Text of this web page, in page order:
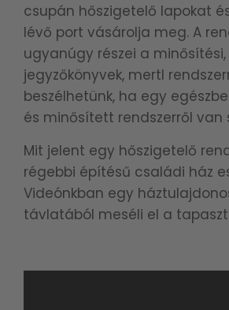
csupán hőszigetelő lapokat
lévő port vásárolja meg. A
ugyanúgy részei a
jegyzőkönyvek, mertl
beszélhetünk, ha egy
és minősített rendszerről van
Mit jelent egy hőszigetelő
régebbi építésű családi ház
Videónkban egy
távlatából meséli el a